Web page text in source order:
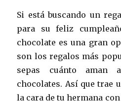
Si está buscando un
para su feliz
chocolate es una gran
son los regalos más
sepas cuánto aman
chocolates. Así que trae
la cara de tu hermana